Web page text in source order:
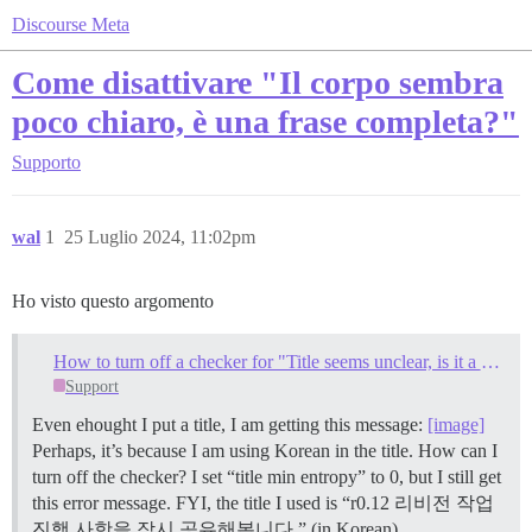
Discourse Meta
Come disattivare "Il corpo sembra
poco chiaro, è una frase completa?"
Supporto
wal 25 Luglio 2024, 11:02pm
1
Ho visto questo argomento
How to turn off a checker for "Title seems unclear, is it a complete sentence?"
Support
Even ehought I put a title, I am getting this message: [image]
Perhaps, it’s because I am using Korean in the title. How can I
turn off the checker? I set “title min entropy” to 0, but I still get
this error message. FYI, the title I used is “r0.12 리비전 작업